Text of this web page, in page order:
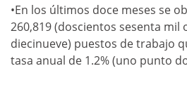
•En los últimos doce meses se
260,819 (doscientos sesenta mil
diecinueve) puestos de trabajo
tasa anual de 1.2% (uno punto